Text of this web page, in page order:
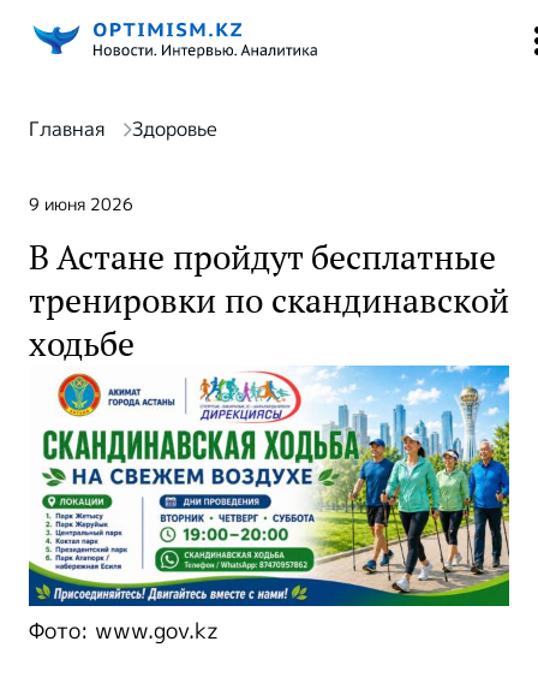
Главная Здоровье
9 июня 2026
В Астане пройдут бесплатные
тренировки по скандинавской
ходьбе
Фото: www.gov.kz